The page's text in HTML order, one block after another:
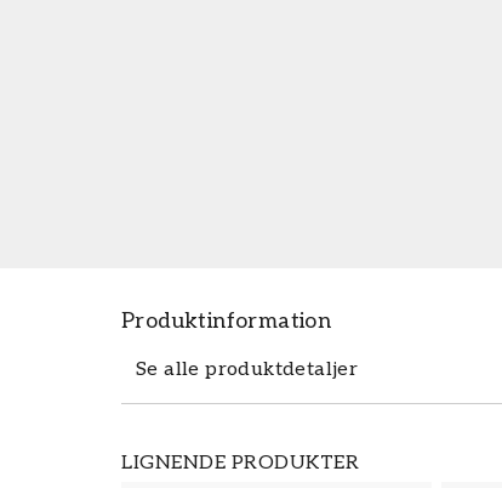
Produktinformation
Se alle produktdetaljer
LIGNENDE PRODUKTER